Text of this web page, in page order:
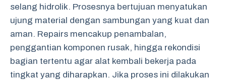
selang hidrolik. Prosesnya bertujuan menyatukan
ujung material dengan sambungan yang kuat dan
aman. Repairs mencakup penambalan,
penggantian komponen rusak, hingga rekondisi
bagian tertentu agar alat kembali bekerja pada
tingkat yang diharapkan. Jika proses ini dilakukan